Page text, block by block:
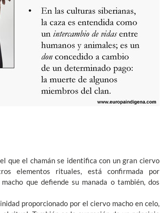
que el chamán se identifica con un gran ciervo
elementos rituales, está confirmada por
que defiende su manada o también, dos
proporcionado por el ciervo macho en celo,